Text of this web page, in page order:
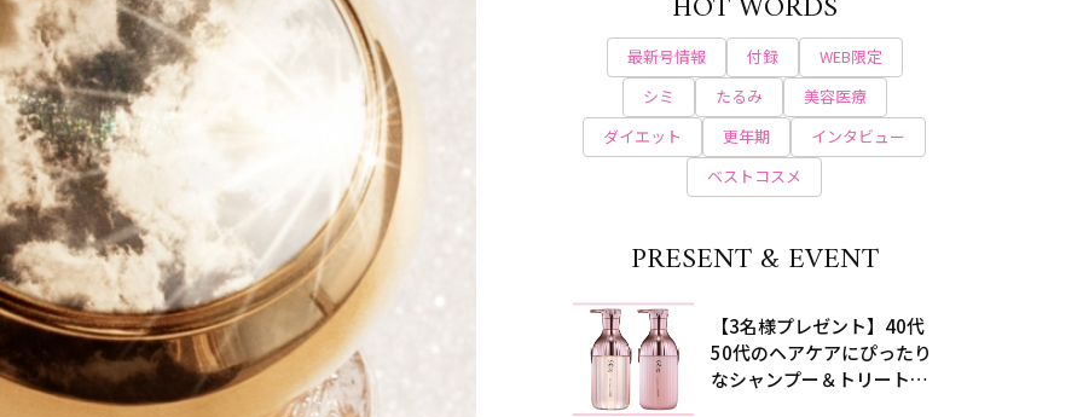
最新号情報 付録
WEB限定
シミ
たるみ
美容医療
ダイエット
更年期
インタビュー
ベストコスメ
PRESENT & EVENT
【3名様プレゼント】40代
50代のヘアケアにぴったり
なシャンプー＆トリートメ